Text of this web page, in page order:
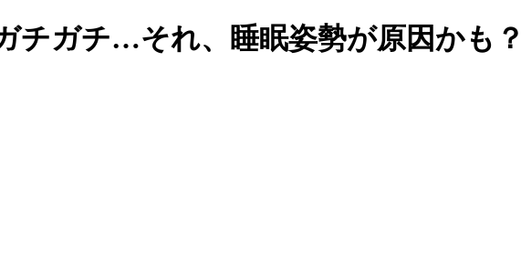
チガチ…それ、睡眠姿勢が原因かも